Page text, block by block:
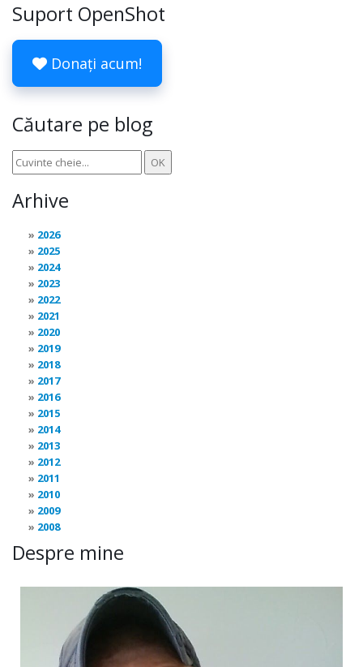
Suport OpenShot
Donați acum!
Căutare pe blog
Arhive
2026
2025
2024
2023
2022
2021
2020
2019
2018
2017
2016
2015
2014
2013
2012
2011
2010
2009
2008
Despre mine